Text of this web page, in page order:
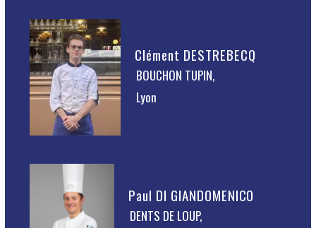
Clément DESTREBECQ
BOUCHON TUPIN,
Lyon
Paul DI GIANDOMENICO
DENTS DE LOUP,